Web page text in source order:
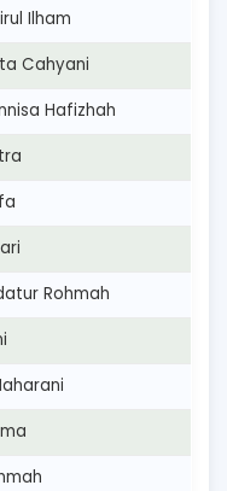
Ilham
Cahyani
Hafizhah
Rohmah